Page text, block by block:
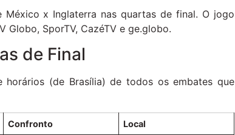
x Inglaterra nas quartas de final. O jogo
SporTV, CazéTV e ge.globo.
de Final
(de Brasília) de todos os embates que
Confronto Local